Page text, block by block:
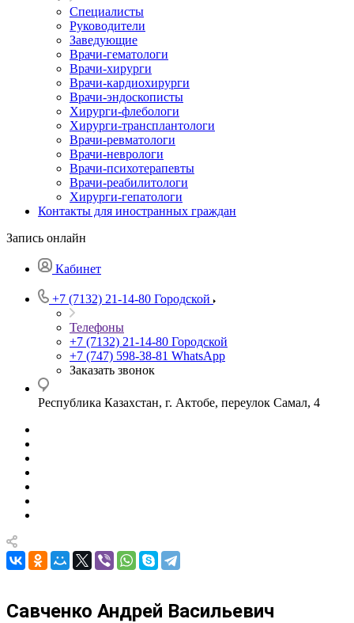
Специалисты
Руководители
Заведующие
Врачи-гематологи
Врачи-хирурги
Врачи-кардиохирурги
Врачи-эндоскописты
Хирурги-флебологи
Хирурги-трансплантологи
Врачи-ревматологи
Врачи-неврологи
Врачи-психотерапевты
Врачи-реабилитологи
Хирурги-гепатологи
Контакты для иностранных граждан
Запись онлайн
Кабинет
+7 (7132) 21-14-80 Городской
Телефоны
+7 (7132) 21-14-80 Городской
+7 (747) 598-38-81 WhatsApp
Заказать звонок
Республика Казахстан, г. Актобе, переулок Самал, 4
Савченко Андрей Васильевич